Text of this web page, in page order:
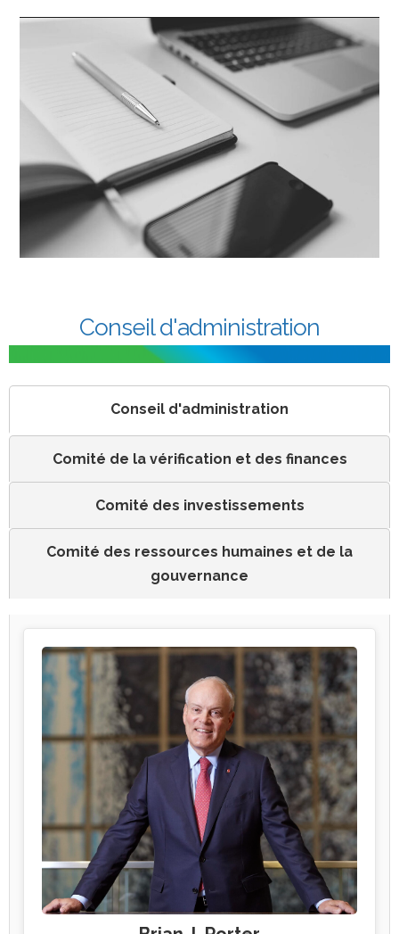
Conseil d'administration
Conseil d'administration
Comité de la vérification et des finances
Comité des investissements
Comité des ressources humaines et de la
gouvernance